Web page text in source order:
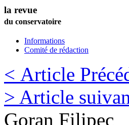
la revue
du conservatoire
Informations
Comité de rédaction
< Article
> Article
Goran Filipec